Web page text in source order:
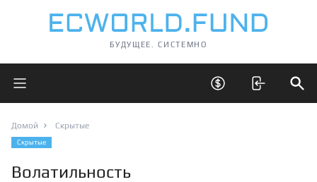
БУДУЩЕЕ. СИСТЕМНО
Открыть главное меню Открыть скрытые
Домой Скрытые
Скрытые
Волатильность